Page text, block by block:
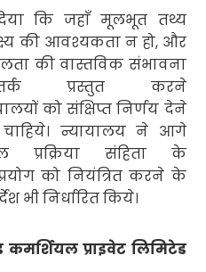
कि जहाँ मूलभूत तथ्य
की आवश्यकता न हो, और
की वास्तविक संभावना
प्रस्तुत करने
को संक्षिप्त निर्णय देने
न्यायालय ने आगे
प्रक्रिया संहिता के
को नियंत्रित करने के
भी निर्धारित किये।
प्राइवेट लिमिटेड